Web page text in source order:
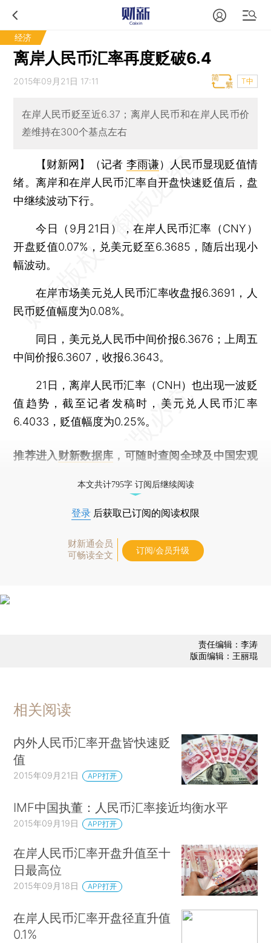
经济
离岸人民币汇率再度贬破6.4
2015年09月21日 17:11 T中
在岸人民币贬至近6.37；离岸人民币和在岸人民币价
差维持在300个基点左右
【财新网】（记者 李雨谦）
人民币显现贬值情
绪。离岸和在岸人民币汇率自开盘快速贬值后，盘
中继续波动下行。
今日（9月21日），在岸人民币汇率（CNY）
开盘贬值0.07%，兑美元贬至6.3685，随后出现小
幅波动。
在岸市场美元兑人民币汇率收盘报6.3691，人
民币贬值幅度为0.08%。
同日，美元兑人民币中间价报6.3676；上周五
中间价报6.3607，收报6.3643。
21日，离岸人民币汇率（CNH）也出现一波贬
值趋势，截至记者发稿时，美元兑人民币汇率
6.4033，贬值幅度为0.25%。
推荐进入 财新数据库 ，可随时查阅全球及中国宏观
本文共计795字 订阅后继续阅读
登录 后获取已订阅的阅读权限
财新通会员
可畅读全文
订阅/会员升级
责任编辑：李涛
版面编辑：王丽琨
相关阅读
内外人民币汇率开盘皆快速贬
值
2015年09月21日 APP打开
IMF中国执董：人民币汇率接近均衡水平
2015年09月19日 APP打开
在岸人民币汇率开盘升值至十
日最高位
2015年09月18日 APP打开
在岸人民币汇率开盘径直升值
0.1%